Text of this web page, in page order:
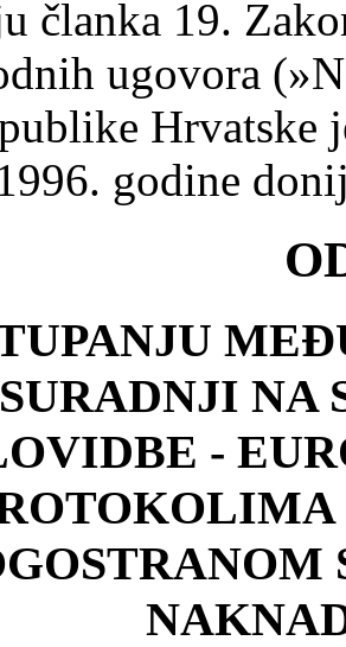
članka 19.
ugovora
Hrvatske
godine
NA
-